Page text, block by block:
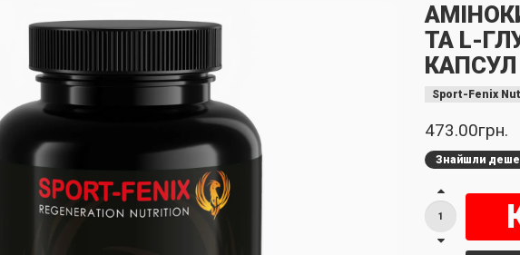
ТА L-
КАПСУЛ
Sport-Fenix
473.00грн.
Знайшли